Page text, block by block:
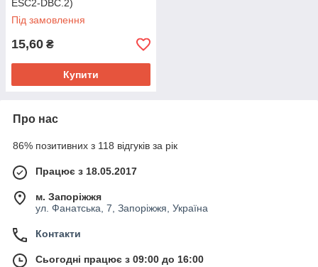
ESC2-DBC.2)
Під замовлення
15,60 ₴
Купити
Про нас
86% позитивних з 118 відгуків за рік
Працює з 18.05.2017
м. Запоріжжя
ул. Фанатська, 7, Запоріжжя, Україна
Контакти
Сьогодні працює з 09:00 до 16:00